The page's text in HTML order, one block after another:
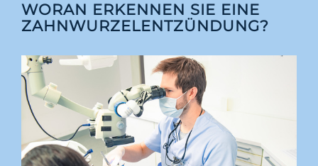
WORAN ERKENNEN SIE EINE
ZAHNWURZEL­ENTZÜNDUNG?